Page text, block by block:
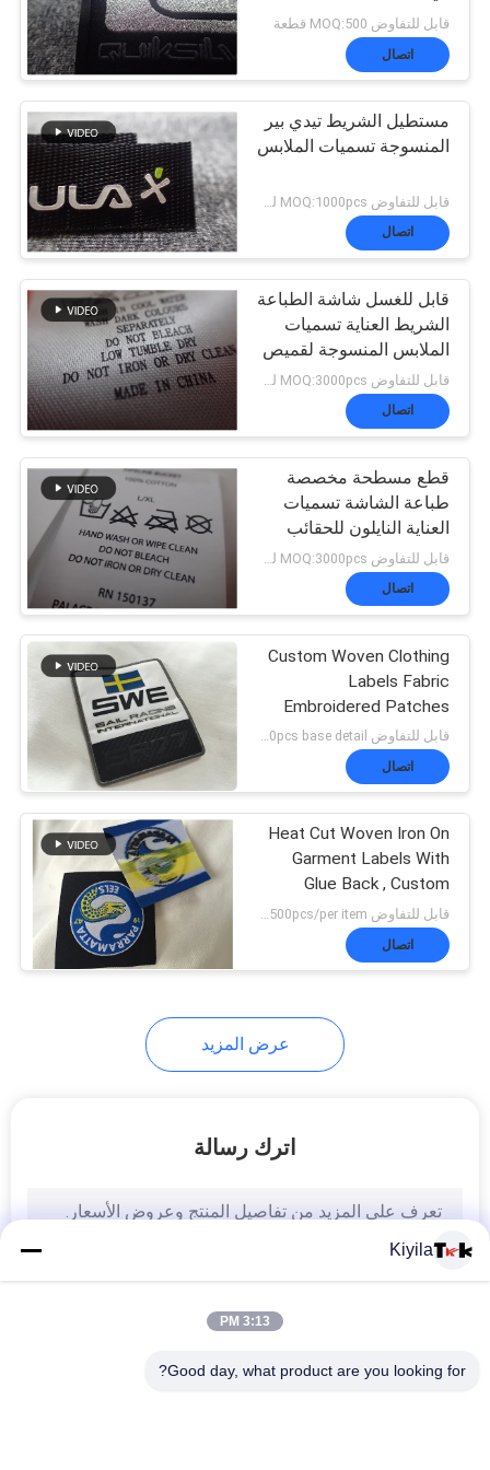
SHOW
خريطة
الموقع
سياسة
الخصوصية
قابل للتفاوض MOQ:500 قطعة
اتصال
مستطيل الشريط تيدي بير
المنسوجة تسميات الملابس
اتصال
قابل للغسل شاشة الطباعة
الشريط العناية تسميات
الملابس المنسوجة لقميص
بولو ، معطف ، بنطلون
اتصال
قطع مسطحة مخصصة
طباعة الشاشة تسميات
العناية النايلون للحقائب
والمناشف
اتصال
Custom Woven Clothing
Labels Fabric
Embroidered Patches
Washable Feature
قابل للتفاوض MOQ:negotiation,500pcs/1000pcs base detail
اتصال
Heat Cut Woven Iron On
Garment Labels With
Glue Back , Custom
Name Labels For
Clothing
قابل للتفاوض MOQ:negotiation，500pcs/per item
اتصال
عرض المزيد
اترك رسالة
Kiyila
3:13 PM
Good day, what product are you looking for?